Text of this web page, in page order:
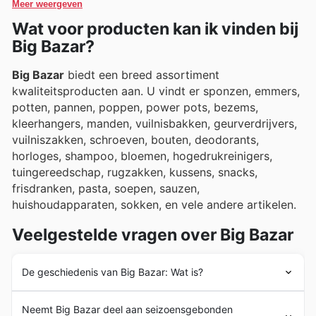
bestemming voor al hun winkelbehoeften.
Meer weergeven
Wat voor producten kan ik vinden bij
Big Bazar?
Big Bazar biedt een breed assortiment
kwaliteitsproducten aan. U vindt er sponzen, emmers,
potten, pannen, poppen, power pots, bezems,
kleerhangers, manden, vuilnisbakken, geurverdrijvers,
vuilniszakken, schroeven, bouten, deodorants,
horloges, shampoo, bloemen, hogedrukreinigers,
tuingereedschap, rugzakken, kussens, snacks,
frisdranken, pasta, soepen, sauzen,
huishoudapparaten, sokken, en vele andere artikelen.
Veelgestelde vragen over Big Bazar
De geschiedenis van Big Bazar: Wat is?
Neemt Big Bazar deel aan seizoensgebonden